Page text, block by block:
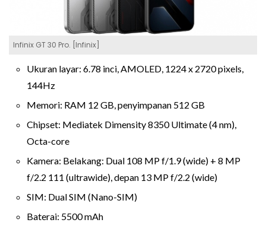
Infinix GT 30 Pro. [Infinix]
Ukuran layar: 6.78 inci, AMOLED, 1224 x 2720 pixels,
144Hz
Memori: RAM 12 GB, penyimpanan 512 GB
Chipset: Mediatek Dimensity 8350 Ultimate (4 nm),
Octa-core
Kamera: Belakang: Dual 108 MP f/1.9 (wide) + 8 MP
f/2.2 111 (ultrawide), depan 13 MP f/2.2 (wide)
SIM: Dual SIM (Nano-SIM)
Baterai: 5500 mAh